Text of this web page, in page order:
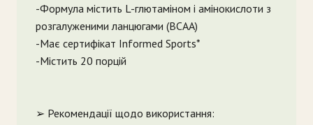
-Формула містить L-глютаміном і амінокислоти з
розгалуженими ланцюгами (BCAA)
-Має сертифікат Informed Sports*
-Містить 20 порцій
➢ Рекомендації щодо використання: